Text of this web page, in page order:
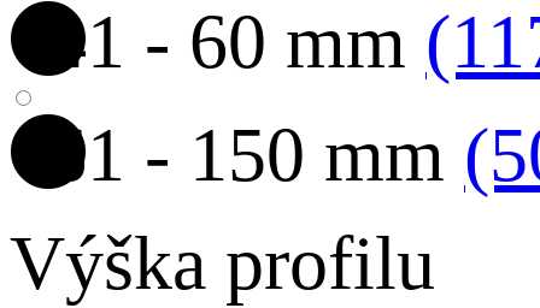
41 - 60 mm
61 - 150 mm
Výška profilu